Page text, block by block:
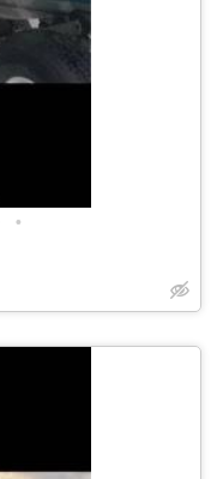
•